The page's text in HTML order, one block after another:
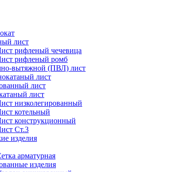
лист
рифленый чечевица
рифленый ромб
вытяжной (ПВЛ) лист
лист
лист
лист
низколегированный
котельный
конструкционный
Ст.3
изделия
арматурная
изделия